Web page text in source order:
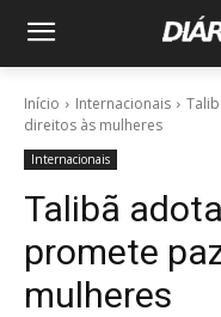
Início Internacionais
direitos às mulheres
Internacionais
Talibã
promete
mulheres